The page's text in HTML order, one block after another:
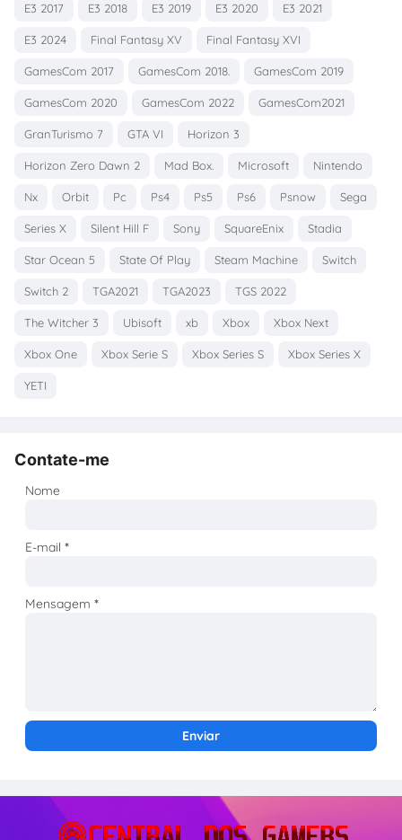
E3 2017 E3 2018 E3 2019 E3 2020 E3 2021
E3 2024 Final Fantasy XV Final Fantasy XVI
GamesCom 2017 GamesCom 2018. GamesCom 2019
GamesCom 2020 GamesCom 2022 GamesCom2021
GranTurismo 7 GTA VI Horizon 3
Horizon Zero Dawn 2 Mad Box. Microsoft Nintendo
Nx Orbit Pc Ps4 Ps5 Ps6 Psnow Sega
Series X Silent Hill F Sony SquareEnix Stadia
Star Ocean 5 State Of Play Steam Machine Switch
Switch 2 TGA2021 TGA2023 TGS 2022
The Witcher 3 Ubisoft xb Xbox Xbox Next
Xbox One Xbox Serie S Xbox Series S Xbox Series X
YETI
Contate-me
Nome
E-mail*
Mensagem*